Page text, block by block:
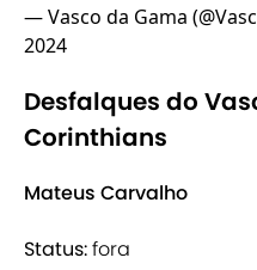
— Vasco da Gama
2024
Desfalques do
Corinthians
Mateus Carvalho
Status:fora